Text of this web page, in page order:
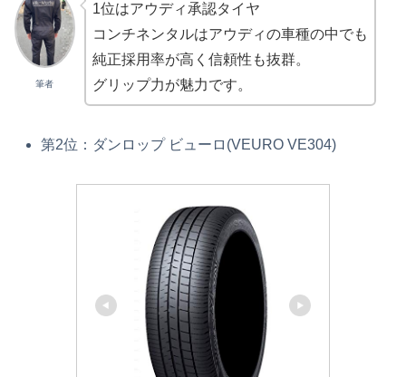
筆者
1位はアウディ承認タイヤ
コンチネンタルはアウディの車種の中でも
純正採用率が高く信頼性も抜群。
グリップ力が魅力です。
第2位：ダンロップ ビューロ(VEURO VE304)